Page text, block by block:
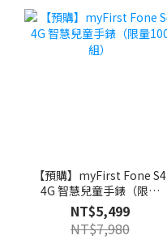
【預購】myFirst Fone S4
4G 智慧兒童手錶（限量
100組）
NT$5,499
NT$7,980